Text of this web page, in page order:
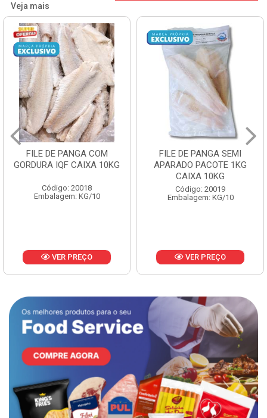
Veja mais
FILE DE PANGA SEMI
APARADO PACOTE 1KG
Código: 20019
Embalagem: KG/10
VER PREÇO
POLACA DESFIADA
PESCAMARES PCT5KG
CX10KG
Código: 20161
Embalagem: KG/10
VER PREÇO